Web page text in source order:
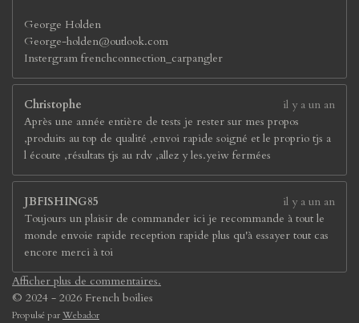
George Holden
George-holden@outlook.com
Instergram frenchconnection_carpangler
Christophe
il y a un an
Après une année entière de tests je rester sur mes propos
,produits au top de qualité ,envoi rapide soigné et le proprio tjs a
l écoute ,résultats tjs au rdv ,allez y les.yeiw fermées
JBFISHING85
il y a un an
Toujours un plaisir de commander ici je recommande à tout le
monde envoie rapide reception rapide plus qu'à essayer tout cas
encore merci à toi
Afficher plus de commentaires.
© 2024 - 2026 French boilies
Propulsé parWebador